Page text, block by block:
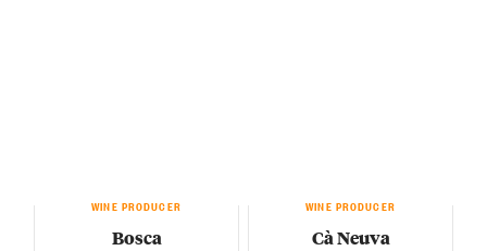
WINE PRODUCER
Bosca
WINE PRODUCER
Cà Neuva